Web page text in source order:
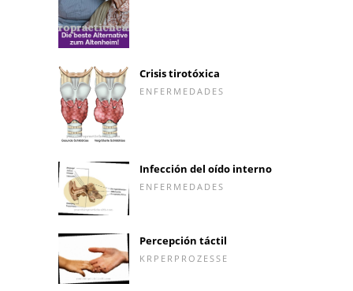
Crisis tirotóxica
ENFERMEDADES
Infección del oído interno
ENFERMEDADES
Percepción táctil
KRPERPROZESSE